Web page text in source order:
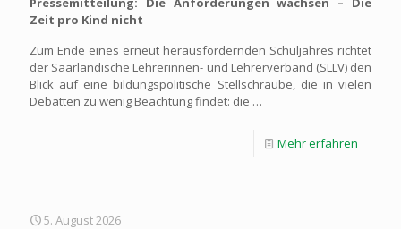
Zeit pro Kind nicht
Zum Ende eines erneut herausfordernden Schuljahres richtet
der Saarländische Lehrerinnen- und Lehrerverband (SLLV) den
Blick auf eine bildungspolitische Stellschraube, die in vielen
Debatten zu wenig Beachtung findet: die …
Mehr erfahren
5. August 2026